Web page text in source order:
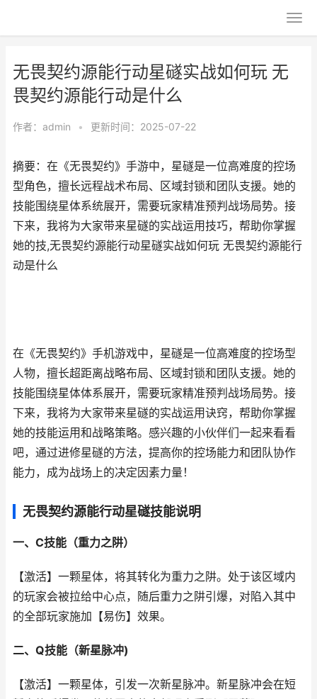
无畏契约源能行动星礈实战如何玩 无
畏契约源能行动是什么
作者： admin • 更新时间：2025-07-22
摘要：在《无畏契约》手游中，星礈是一位高难度的控场
型角色，擅长远程战术布局、区域封锁和团队支援。她的
技能围绕星体系统展开，需要玩家精准预判战场局势。接
下来，我将为大家带来星礈的实战运用技巧，帮助你掌握
她的技,无畏契约源能行动星礈实战如何玩 无畏契约源能行
动是什么
在《无畏契约》手机游戏中， 星礈是一位高难度的控场型
人物， 擅长超距离战略布局、 区域封锁和团队支援。 她的
技能围绕星体体系展开， 需要玩家精准预判战场局势。 接
下来， 我将为大家带来星礈的实战运用诀窍， 帮助你掌握
她的技能运用和战略策略。 感兴趣的小伙伴们一起来看看
吧， 通过进修星礈的方法， 提高你的控场能力和团队协作
能力， 成为战场上的决定因素力量！
无畏契约源能行动星礈技能说明
一、C技能（重力之阱）
【激活】一颗星体，将其转化为重力之阱。处于该区域内
的玩家会被拉给中心点，随后重力之阱引爆，对陷入其中
的全部玩家施加【易伤】效果。
二、Q技能（新星脉冲)
【激活】一颗星体，引发一次新星脉冲。新星脉冲会在短